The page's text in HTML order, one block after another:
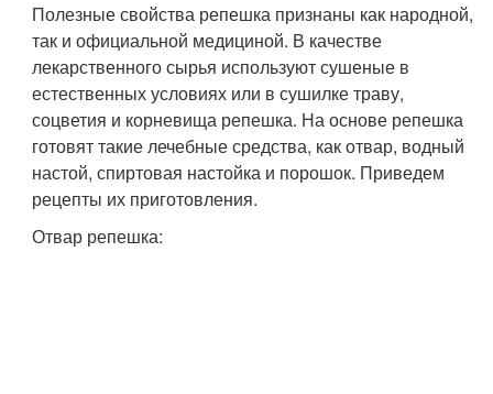
Полезные свойства репешка признаны как народной,
так и официальной медициной. В качестве
лекарственного сырья используют сушеные в
естественных условиях или в сушилке траву,
соцветия и корневища репешка. На основе репешка
готовят такие лечебные средства, как отвар, водный
настой, спиртовая настойка и порошок. Приведем
рецепты их приготовления.
Отвар репешка: